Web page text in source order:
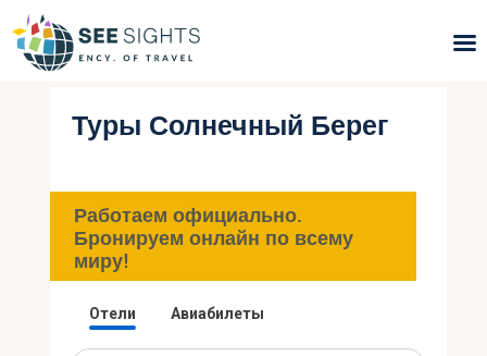
Поиск туров
Типы Туров
Страны
Инфо
Туры Солнечный Берег
Работаем официально.
Бронируем онлайн по всему
миру!